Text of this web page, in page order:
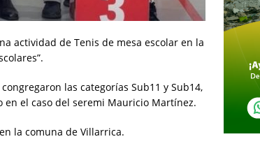
actividad de Tenis de mesa escolar en la
las categorías Sub11 y Sub14,
el caso del seremi Mauricio Martínez.
la comuna de Villarrica.